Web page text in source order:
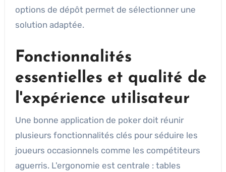
options de dépôt permet de sélectionner une
solution adaptée.
Fonctionnalités
essentielles et qualité de
l'expérience utilisateur
Une bonne application de poker doit réunir
plusieurs fonctionnalités clés pour séduire les
joueurs occasionnels comme les compétiteurs
aguerris. L'ergonomie est centrale : tables